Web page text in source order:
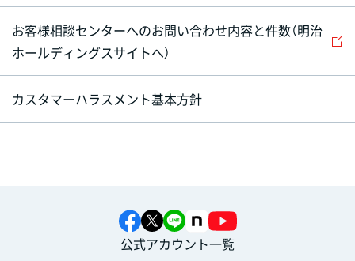
お客様相談センターへのお問い合わせ内容と件数（明治
ホールディングスサイトへ）
カスタマーハラスメント基本方針
公式アカウント一覧